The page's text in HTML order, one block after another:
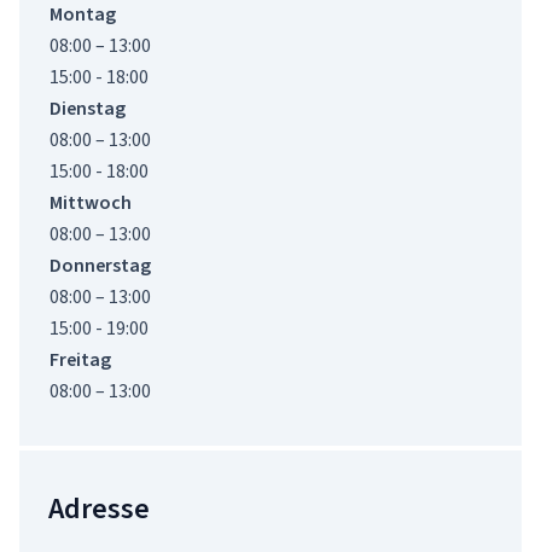
Montag
08:00 – 13:00
15:00 - 18:00
Dienstag
08:00 – 13:00
15:00 - 18:00
Mittwoch
08:00 – 13:00
Donnerstag
08:00 – 13:00
15:00 - 19:00
Freitag
08:00 – 13:00
Adresse